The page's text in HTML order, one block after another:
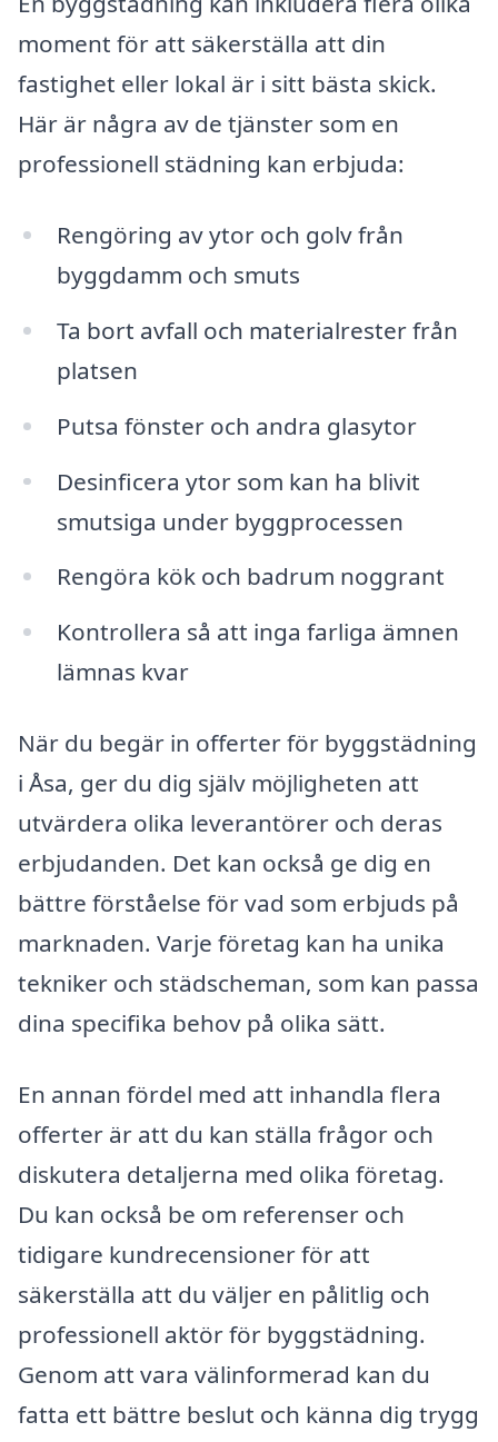
moment för att säkerställa att din
fastighet eller lokal är i sitt bästa skick.
Här är några av de tjänster som en
professionell städning kan erbjuda:
Rengöring av ytor och golv från
byggdamm och smuts
Ta bort avfall och materialrester från
platsen
Putsa fönster och andra glasytor
Desinficera ytor som kan ha blivit
smutsiga under byggprocessen
Rengöra kök och badrum noggrant
Kontrollera så att inga farliga ämnen
lämnas kvar
När du begär in offerter för byggstädning
i Åsa, ger du dig själv möjligheten att
utvärdera olika leverantörer och deras
erbjudanden. Det kan också ge dig en
bättre förståelse för vad som erbjuds på
marknaden. Varje företag kan ha unika
tekniker och städscheman, som kan passa
dina specifika behov på olika sätt.
En annan fördel med att inhandla flera
offerter är att du kan ställa frågor och
diskutera detaljerna med olika företag.
Du kan också be om referenser och
tidigare kundrecensioner för att
säkerställa att du väljer en pålitlig och
professionell aktör för byggstädning.
Genom att vara välinformerad kan du
fatta ett bättre beslut och känna dig trygg